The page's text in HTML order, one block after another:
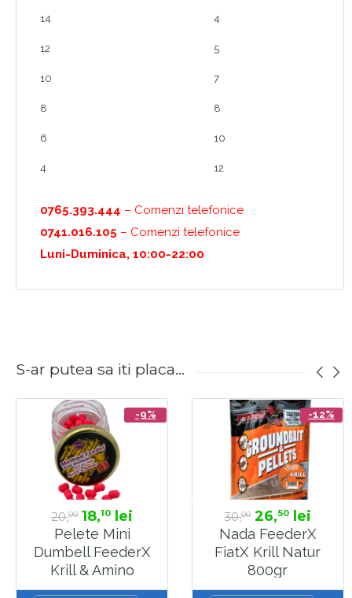
14 4
12 5
10 7
8 8
6 10
4 12
0765.393.444 – Comenzi telefonice
0741.016.105 – Comenzi telefonice
Luni-Duminica, 10:00-22:00
S-ar putea sa iti placa...
-9%
20,00 18,10 lei
Pelete Mini
Dumbell FeederX
Krill & Amino
5x7mm, 10g
-12%
30,00 26,50 lei
Nada FeederX
FiatX Krill Natur
800gr